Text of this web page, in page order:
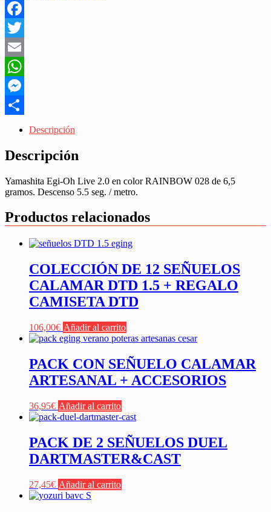
Facebook
Twitter
Email
WhatsApp
Messenger
Descripción
Descripción
Yamashita Egi-Oh Live 2.0 en color RAINBOW 028 de 6,5
gramos. Descenso 5.5 seg. / metro.
Productos relacionados
COLECCIÓN DE 12 SEÑUELOS
CALAMAR DTD 1.5 + REGALO
CAMISETA DTD
106,00€ Añadir al carrito
PACK CON SEÑUELO CALAMAR
ARTESANAL + ACCESORIOS
36,95€ Añadir al carrito
PACK DE 2 SEÑUELOS DUEL
DARTMASTER&CAST
27,45€ Añadir al carrito